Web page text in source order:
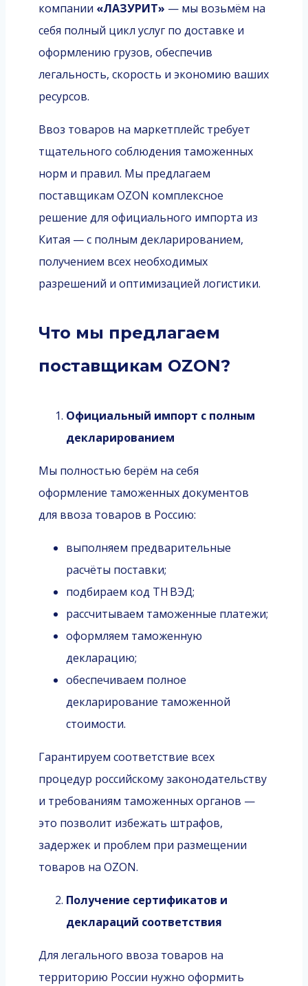
компании «ЛАЗУРИТ» — мы возьмём на
себя полный цикл услуг по доставке и
оформлению грузов, обеспечив
легальность, скорость и экономию ваших
ресурсов.
Ввоз товаров на маркетплейс требует
тщательного соблюдения таможенных
норм и правил. Мы предлагаем
поставщикам OZON комплексное
решение для официального импорта из
Китая — с полным декларированием,
получением всех необходимых
разрешений и оптимизацией логистики.
Что мы предлагаем
поставщикам OZON?
Официальный импорт с полным
декларированием
Мы полностью берём на себя
оформление таможенных документов
для ввоза товаров в Россию:
выполняем предварительные
расчёты поставки;
подбираем код ТН ВЭД;
рассчитываем таможенные платежи;
оформляем таможенную
декларацию;
обеспечиваем полное
декларирование таможенной
стоимости.
Гарантируем соответствие всех
процедур российскому законодательству
и требованиям таможенных органов —
это позволит избежать штрафов,
задержек и проблем при размещении
товаров на OZON.
Получение сертификатов и
деклараций соответствия
Для легального ввоза товаров на
территорию России нужно оформить